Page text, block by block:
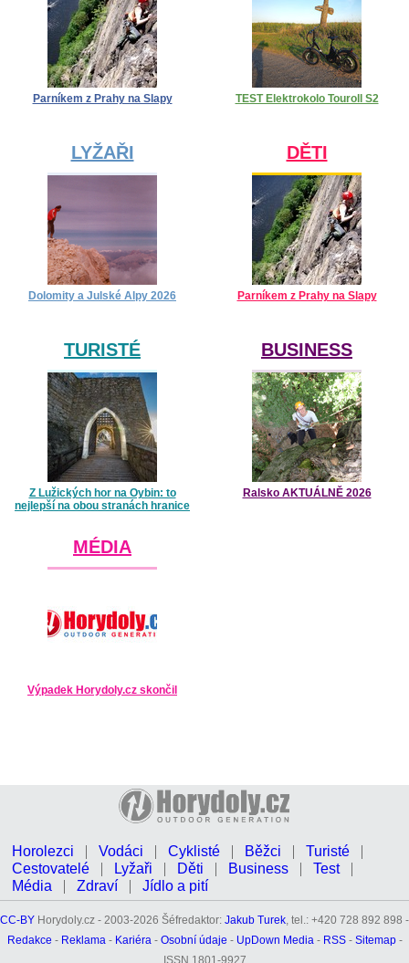
Parníkem z Prahy na Slapy TEST Elektrokolo Touroll S2
LYŽAŘI
Dolomity a Julské Alpy 2026
DĚTI
Parníkem z Prahy na Slapy
TURISTÉ
Z Lužických hor na Oybin: to
nejlepší na obou stranách hranice
BUSINESS
Ralsko AKTUÁLNĚ 2026
MÉDIA
Výpadek Horydoly.cz skončil
Horolezci Vodáci Cyklisté Běžci
Turisté
Cestovatelé
Lyžaři Děti Business
Test
Média
Zdraví Jídlo a pití
CC-BY Horydoly.cz - 2003-2026 Šéfredaktor: Jakub Turek, tel.: +420 728 892 898 -
Redakce - Reklama- Kariéra- Osobní údaje - UpDown Media- RSS- Sitemap-
ISSN 1801-9927